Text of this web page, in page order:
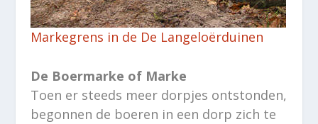
Markegrens in de De Langeloërduinen
De Boermarke of Marke
Toen er steeds meer dorpjes ontstonden,
begonnen de boeren in een dorp zich te